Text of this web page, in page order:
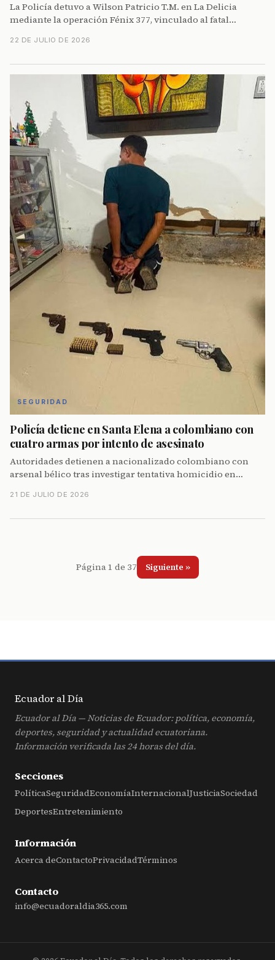
La Policía detuvo a Wilson Patricio T.M. en La Delicia
mediante la operación Fénix 377, vinculado al fatal
22 DE JULIO DE 2026
SEGURIDAD
Policía detiene en Santa Elena a colombiano con
cuatro armas por intento de asesinato
Autoridades detienen a nacionalizado colombiano con
arsenal bélico tras investigar tentativa homicidio en
21 DE JULIO DE 2026
Página 1 de 37 Siguiente »
Ecuador alDía
Ecuador al Día — Noticias de Ecuador: política, economía,
deportes, seguridad y actualidad ecuatoriana.
Información verificada las 24 horas del día.
Secciones
PolíticaSeguridadEconomíaInternacionalJusticiaSociedad
DeportesEntretenimiento
Información
Acerca deContactoPrivacidadTérminos
Contacto
info@ecuadoraldia365.com